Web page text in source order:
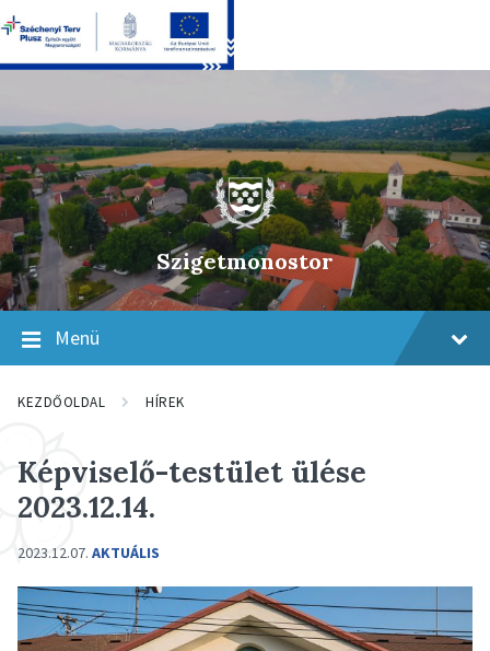
content
main
navigation
footer
Szigetmonostor
Menü
KEZDŐOLDAL HÍREK
Képviselő-testület ülése
2023.12.14.
2023.12.07. AKTUÁLIS